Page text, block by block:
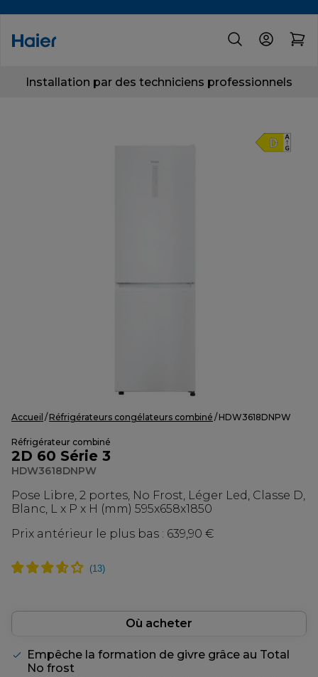
Installation par des techniciens professionnels
Accueil Réfrigérateurs congélateurs combiné HDW3618DNPW
Réfrigérateur combiné
2D 60 Série 3
HDW3618DNPW
Pose Libre, 2 portes, No Frost, Léger Led, Classe D,
Blanc, L x P x H (mm) 595x658x1850
Prix antérieur le plus bas : 639,90 €
Où acheter
Empêche la formation de givre grâce au Total
No frost